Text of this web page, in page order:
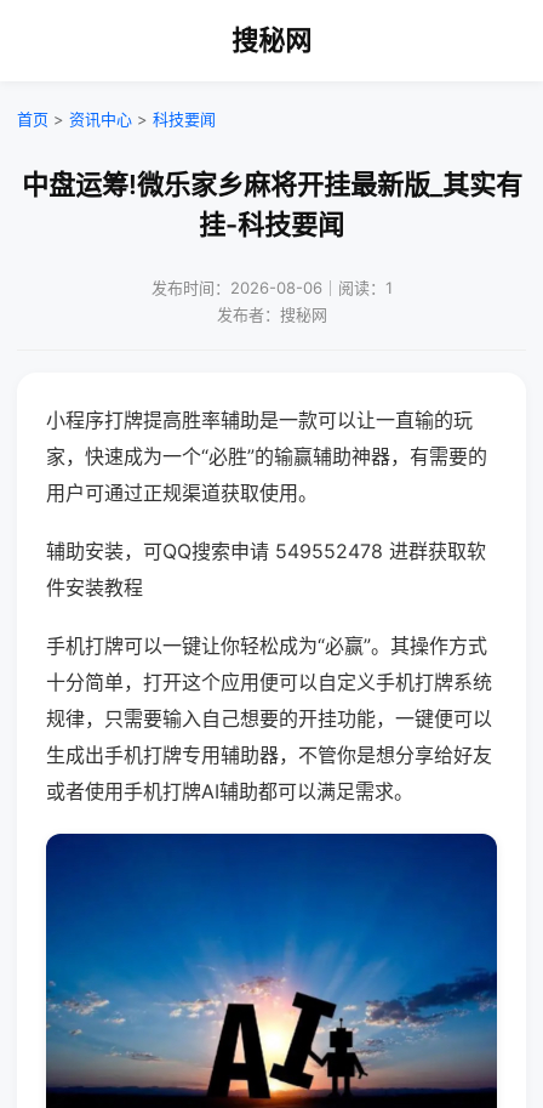
搜秘网
首页 > 资讯中心 > 科技要闻
中盘运筹!微乐家乡麻将开挂最新版_其实有
挂-科技要闻
发布时间：2026-08-06｜阅读：1
发布者：搜秘网
小程序打牌提高胜率辅助是一款可以让一直输的玩
家，快速成为一个“必胜”的输赢辅助神器，有需要的
用户可通过正规渠道获取使用。
辅助安装，可QQ搜索申请 549552478 进群获取软
件安装教程
手机打牌可以一键让你轻松成为“必赢”。其操作方式
十分简单，打开这个应用便可以自定义手机打牌系统
规律，只需要输入自己想要的开挂功能，一键便可以
生成出手机打牌专用辅助器，不管你是想分享给好友
或者使用手机打牌AI辅助都可以满足需求。